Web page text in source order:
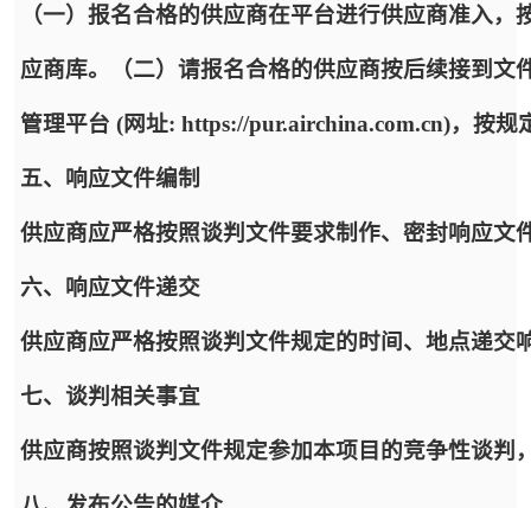
（一）报名合格的供应商在平台进行供应商准入
应商库。（二）请报名合格的供应商按后续接到
管理平台 (网址: https://pur.airchina.com.cn)，按
五、响应文件编制
供应商应严格按照谈判文件要求制作、密封响应文
六、响应文件递交
供应商应严格按照谈判文件规定的时间、地点递交
七、谈判相关事宜
供应商按照谈判文件规定参加本项目的竞争性谈判